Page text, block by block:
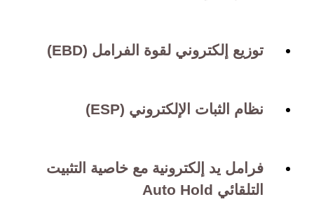
توزيع إلكتروني لقوة الفرامل (EBD)
نظام الثبات الإلكتروني (ESP)
فرامل يد إلكترونية مع خاصية التثبيت
التلقائي Auto Hold